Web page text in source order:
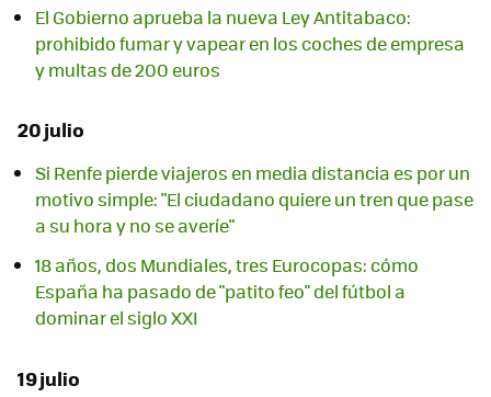
El Gobierno aprueba la nueva Ley Antitabaco:
prohibido fumar y vapear en los coches de empresa
y multas de 200 euros
20 julio
Si Renfe pierde viajeros en media distancia es por un
motivo simple: "El ciudadano quiere un tren que pase
a su hora y no se averíe"
18 años, dos Mundiales, tres Eurocopas: cómo
España ha pasado de "patito feo" del fútbol a
dominar el siglo XXI
19 julio